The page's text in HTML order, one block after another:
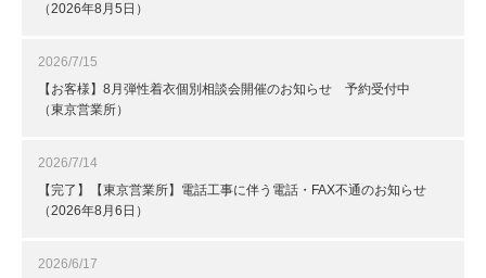
（2026年8月5日）
2026/7/15
【お客様】8月弾性着衣個別相談会開催のお知らせ 予約受付中
（東京営業所）
2026/7/14
【完了】【東京営業所】電話工事に伴う電話・FAX不通のお知らせ
（2026年8月6日）
2026/6/17